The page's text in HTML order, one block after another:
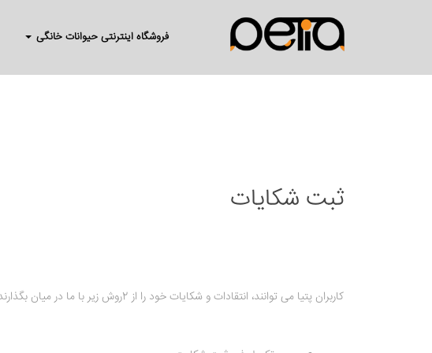
فروشگاه اینترنتی حیوانات خانگی
ثبت شکایات
کاربران پتیا می توانند، انتقادات و شکایات خود را از 2روش زیر با ما در میان بگذارند: